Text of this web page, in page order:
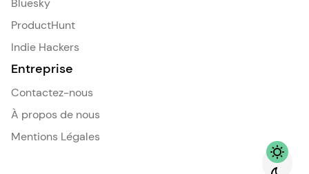
Bluesky
ProductHunt
Indie Hackers
Entreprise
Contactez-nous
À propos de nous
Mentions Légales